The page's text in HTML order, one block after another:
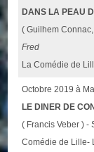
DANS LA PEAU
( Guilhem
Fred
La Comédie de
Octobre 2019 à
LE DINER DE
( Francis Veber ) -
Comédie de Lille-